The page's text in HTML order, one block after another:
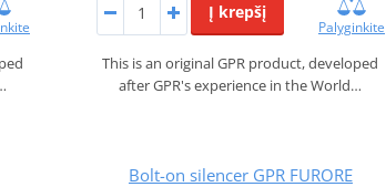
Į krepšį
Palyginkite
This is an original GPR product, developed
after GPR's experience in the World…
Bolt-on silencer GPR FURORE